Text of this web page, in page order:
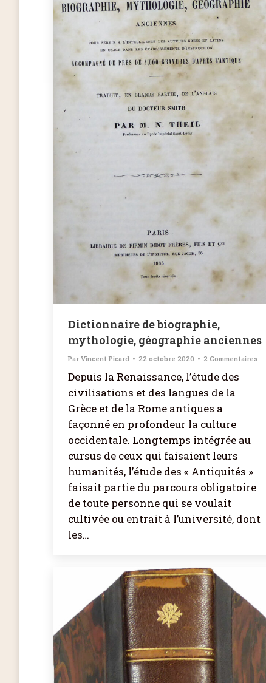
Dictionnaire de biographie,
mythologie, géographie anciennes
Par Vincent Picard 22 octobre 2020 2 Commentaires
Depuis la Renaissance, l’étude des
civilisations et des langues de la
Grèce et de la Rome antiques a
façonné en profondeur la culture
occidentale. Longtemps intégrée au
cursus de ceux qui faisaient leurs
humanités, l’étude des « Antiquités »
faisait partie du parcours obligatoire
de toute personne qui se voulait
cultivée ou entrait à l’université, dont
les…